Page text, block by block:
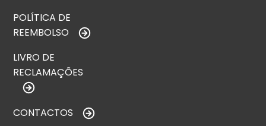
POLÍTICA DE
REEMBOLSO
LIVRO DE
RECLAMAÇÕES
CONTACTOS